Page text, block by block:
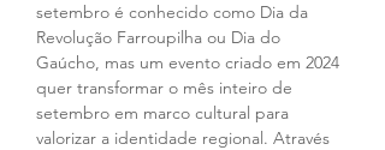
setembro é conhecido como Dia da
Revolução Farroupilha ou Dia do
Gaúcho, mas um evento criado em 2024
quer transformar o mês inteiro de
setembro em marco cultural para
valorizar a identidade regional. Através